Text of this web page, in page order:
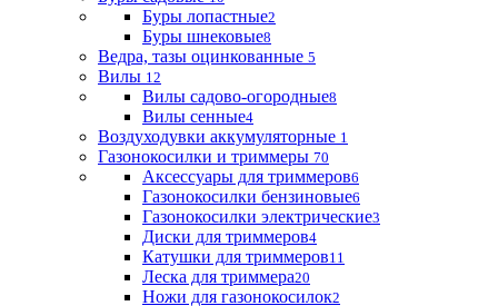
Буры лопастные2
Буры шнековые8
Ведра, тазы оцинкованные 5
Вилы 12
Вилы садово-огородные8
Вилы сенные4
Воздуходувки аккумуляторные 1
Газонокосилки и триммеры 70
Аксессуары для триммеров6
Газонокосилки бензиновые6
Газонокосилки электрические3
Диски для триммеров4
Катушки для триммеров11
Леска для триммера20
Ножи для газонокосилок2